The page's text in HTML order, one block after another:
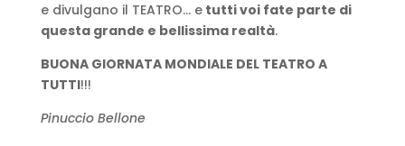
e divulgano il TEATRO… etutti voi fate parte di
questa grande e bellissima realtà.
BUONA GIORNATA MONDIALE DEL TEATRO A
TUTTI!!!
Pinuccio Bellone